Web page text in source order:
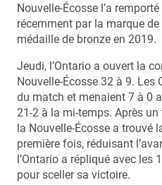
Nouvelle-Écosse l’a
récemment par la marque
médaille de bronze en 2019.
Jeudi, l’Ontario a ouvert la
Nouvelle-Écosse 32 à 9. Les
du match et menaient 7 à 0
21-2 à la mi-temps. Après
la Nouvelle-Écosse a trouvé
première fois, réduisant
l’Ontario a répliqué avec les
pour sceller sa victoire.